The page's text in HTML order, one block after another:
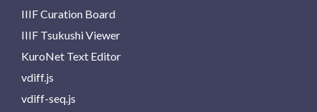
IIIF Curation Board
IIIF Tsukushi Viewer
KuroNet Text Editor
vdiff.js
vdiff-seq.js